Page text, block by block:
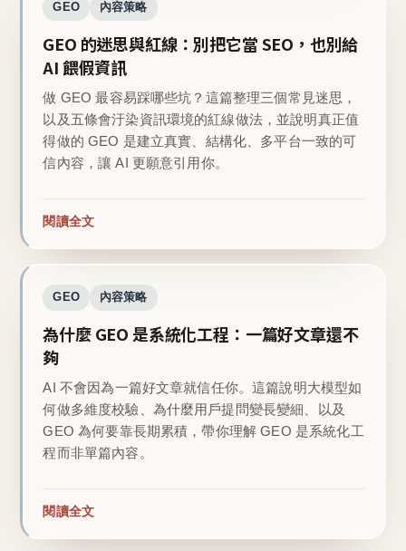
GEO 內容策略
GEO 的迷思與紅線：別把它當 SEO，也別給
AI 餵假資訊
做 GEO 最容易踩哪些坑？這篇整理三個常見迷思，
以及五條會汙染資訊環境的紅線做法，並說明真正值
得做的 GEO 是建立真實、結構化、多平台一致的可
信內容，讓 AI 更願意引用你。
閱讀全文
GEO 內容策略
為什麼 GEO 是系統化工程：一篇好文章還不
夠
AI 不會因為一篇好文章就信任你。這篇說明大模型如
何做多維度校驗、為什麼用戶提問變長變細、以及
GEO 為何要靠長期累積，帶你理解 GEO 是系統化工
程而非單篇內容。
閱讀全文